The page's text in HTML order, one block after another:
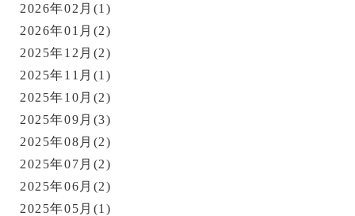
2026年02月(1)
2026年01月(2)
2025年12月(2)
2025年11月(1)
2025年10月(2)
2025年09月(3)
2025年08月(2)
2025年07月(2)
2025年06月(2)
2025年05月(1)